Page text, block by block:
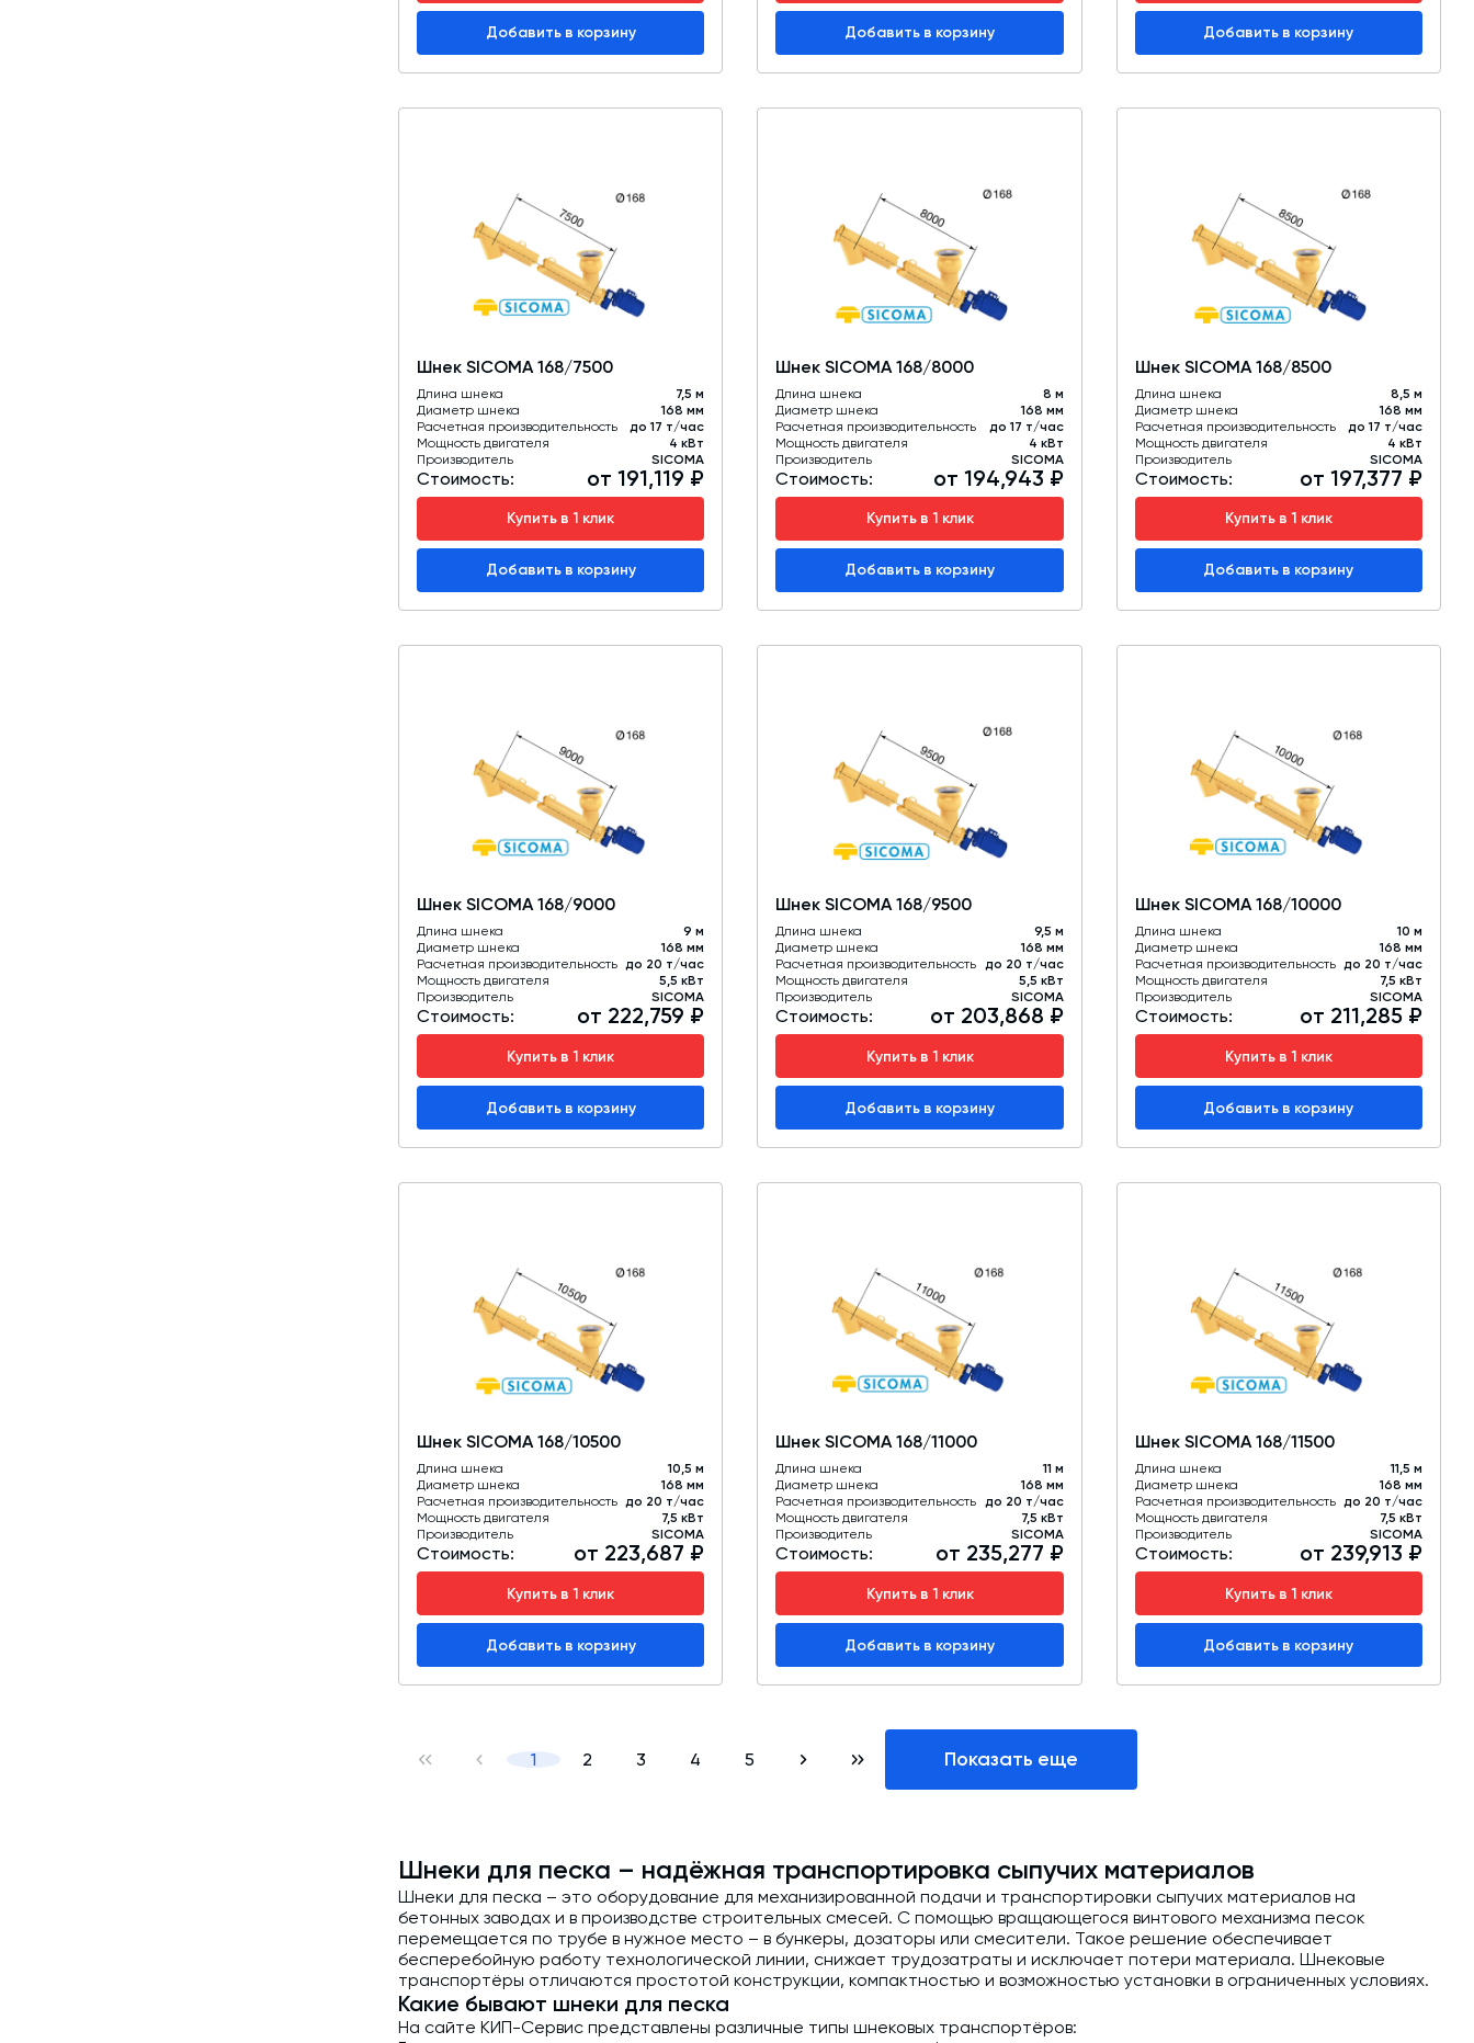
Добавить в корзину Добавить в корзину Добавить в корзину
Шнек SICOMA 168/7500
Длина шнека
7,5 м
Диаметр шнека
168 мм
Расчетная производительность
до 17 т/час
Мощность двигателя
4 кВт
Производитель
SICOMA
Стоимость: от 191,119 ₽
Купить в 1 клик
Добавить в корзину
Шнек SICOMA 168/8000
Длина шнека
8 м
Диаметр шнека
168 мм
Расчетная производительность
до 17 т/час
Мощность двигателя
4 кВт
Производитель
SICOMA
Стоимость: от 194,943 ₽
Купить в 1 клик
Добавить в корзину
Шнек SICOMA 168/8500
Длина шнека
8,5 м
Диаметр шнека
168 мм
Расчетная производительность
до 17 т/час
Мощность двигателя
4 кВт
Производитель
SICOMA
Стоимость: от 197,377 ₽
Купить в 1 клик
Добавить в корзину
Шнек SICOMA 168/9000
Длина шнека
9 м
Диаметр шнека
168 мм
Расчетная производительность до 20 т/час
Мощность двигателя
5,5 кВт
Производитель
SICOMA
Стоимость: от 222,759 ₽
Купить в 1 клик
Добавить в корзину
Шнек SICOMA 168/9500
Длина шнека
9,5 м
Диаметр шнека
168 мм
Расчетная производительность до 20 т/час
Мощность двигателя
5,5 кВт
Производитель
SICOMA
Стоимость: от 203,868 ₽
Купить в 1 клик
Добавить в корзину
Шнек SICOMA 168/10000
Длина шнека
10 м
Диаметр шнека
168 мм
Расчетная производительность до 20 т/час
Мощность двигателя
7,5 кВт
Производитель
SICOMA
Стоимость: от 211,285 ₽
Купить в 1 клик
Добавить в корзину
Шнек SICOMA 168/10500
Длина шнека
10,5 м
Диаметр шнека
168 мм
Расчетная производительность до 20 т/час
Мощность двигателя
7,5 кВт
Производитель
SICOMA
Стоимость: от 223,687 ₽
Купить в 1 клик
Добавить в корзину
Шнек SICOMA 168/11000
Длина шнека
11 м
Диаметр шнека
168 мм
Расчетная производительность до 20 т/час
Мощность двигателя
7,5 кВт
Производитель
SICOMA
Стоимость: от 235,277 ₽
Купить в 1 клик
Добавить в корзину
Шнек SICOMA 168/11500
Длина шнека
11,5 м
Диаметр шнека
168 мм
Расчетная производительность до 20 т/час
Мощность двигателя
7,5 кВт
Производитель
SICOMA
Стоимость: от 239,913 ₽
Купить в 1 клик
Добавить в корзину
1 2 3 4 5 Показать еще
Шнеки для песка – надёжная транспортировка сыпучих материалов
Шнеки для песка – это оборудование для механизированной подачи и транспортировки сыпучих материалов на
бетонных заводах и в производстве строительных смесей. С помощью вращающегося винтового механизма песок
перемещается по трубе в нужное место – в бункеры, дозаторы или смесители. Такое решение обеспечивает
бесперебойную работу технологической линии, снижает трудозатраты и исключает потери материала. Шнековые
транспортёры отличаются простотой конструкции, компактностью и возможностью установки в ограниченных условиях.
Какие бывают шнеки для песка
На сайте КИП-Сервис представлены различные типы шнековых транспортёров: